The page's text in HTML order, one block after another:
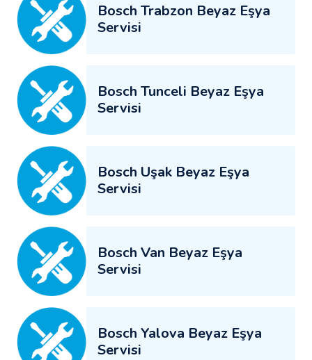
Bosch Trabzon Beyaz Eşya
Servisi
Bosch Tunceli Beyaz Eşya
Servisi
Bosch Uşak Beyaz Eşya
Servisi
Bosch Van Beyaz Eşya
Servisi
Bosch Yalova Beyaz Eşya
Servisi